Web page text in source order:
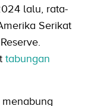
lalu, rata-
Serikat
tabungan